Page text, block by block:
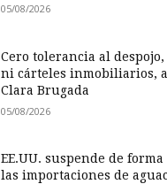
05/08/2026
Cero tolerancia al
ni cárteles inmobiliarios,
Clara Brugada
05/08/2026
EE.UU. suspende de
las importaciones de